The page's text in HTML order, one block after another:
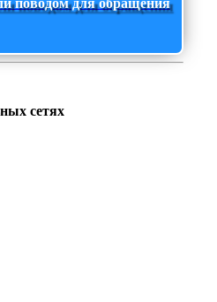
поводом для обращения
сетях